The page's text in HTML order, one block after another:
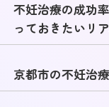
不妊治療の成功
っておきたいリ
京都市の不妊治